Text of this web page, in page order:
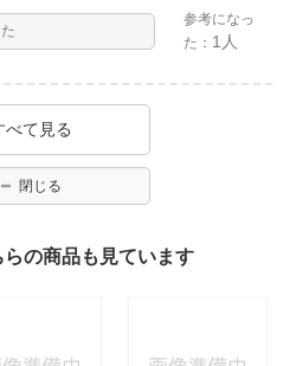
参考になっ
た： 1人
べて見る
閉じる
の商品も見ています